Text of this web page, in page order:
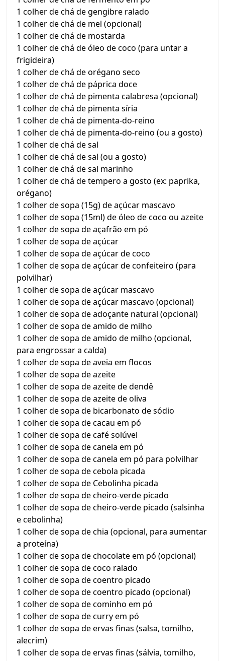
1 colher de chá de gengibre ralado
1 colher de chá de mel (opcional)
1 colher de chá de mostarda
1 colher de chá de óleo de coco (para untar a
frigideira)
1 colher de chá de orégano seco
1 colher de chá de páprica doce
1 colher de chá de pimenta calabresa (opcional)
1 colher de chá de pimenta síria
1 colher de chá de pimenta-do-reino
1 colher de chá de pimenta-do-reino (ou a gosto)
1 colher de chá de sal
1 colher de chá de sal (ou a gosto)
1 colher de chá de sal marinho
1 colher de chá de tempero a gosto (ex: paprika,
orégano)
1 colher de sopa (15g) de açúcar mascavo
1 colher de sopa (15ml) de óleo de coco ou azeite
1 colher de sopa de açafrão em pó
1 colher de sopa de açúcar
1 colher de sopa de açúcar de coco
1 colher de sopa de açúcar de confeiteiro (para
polvilhar)
1 colher de sopa de açúcar mascavo
1 colher de sopa de açúcar mascavo (opcional)
1 colher de sopa de adoçante natural (opcional)
1 colher de sopa de amido de milho
1 colher de sopa de amido de milho (opcional,
para engrossar a calda)
1 colher de sopa de aveia em flocos
1 colher de sopa de azeite
1 colher de sopa de azeite de dendê
1 colher de sopa de azeite de oliva
1 colher de sopa de bicarbonato de sódio
1 colher de sopa de cacau em pó
1 colher de sopa de café solúvel
1 colher de sopa de canela em pó
1 colher de sopa de canela em pó para polvilhar
1 colher de sopa de cebola picada
1 colher de sopa de Cebolinha picada
1 colher de sopa de cheiro-verde picado
1 colher de sopa de cheiro-verde picado (salsinha
e cebolinha)
1 colher de sopa de chia (opcional, para aumentar
a proteína)
1 colher de sopa de chocolate em pó (opcional)
1 colher de sopa de coco ralado
1 colher de sopa de coentro picado
1 colher de sopa de coentro picado (opcional)
1 colher de sopa de cominho em pó
1 colher de sopa de curry em pó
1 colher de sopa de ervas finas (salsa, tomilho,
alecrim)
1 colher de sopa de ervas finas (sálvia, tomilho,